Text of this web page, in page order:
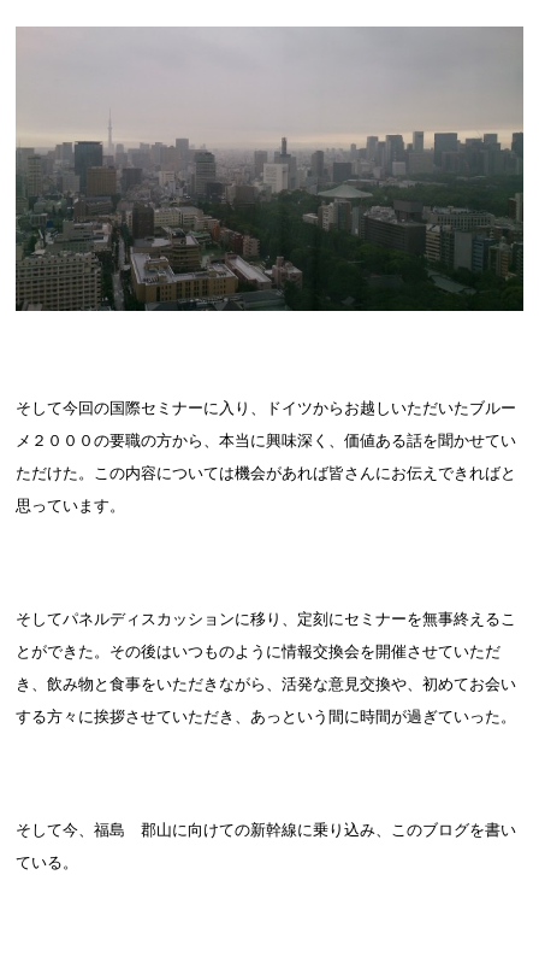
そして今回の国際セミナーに入り、ドイツからお越しいただいたブルー
メ２０００の要職の方から、本当に興味深く、価値ある話を聞かせてい
ただけた。この内容については機会があれば皆さんにお伝えできればと
思っています。
そしてパネルディスカッションに移り、定刻にセミナーを無事終えるこ
とができた。その後はいつものように情報交換会を開催させていただ
き、飲み物と食事をいただきながら、活発な意見交換や、初めてお会い
する方々に挨拶させていただき、あっという間に時間が過ぎていった。
そして今、福島 郡山に向けての新幹線に乗り込み、このブログを書い
ている。